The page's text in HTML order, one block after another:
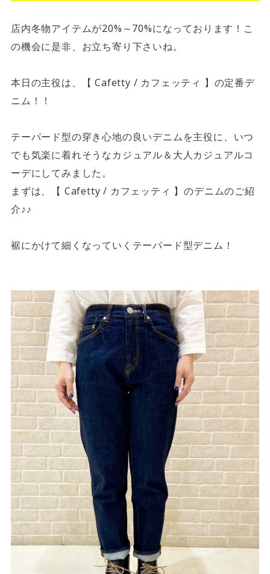
店内冬物アイテムが20%～70%になっております！こ
の機会に是非、お立ち寄り下さいね。
本日の主役は、【 Cafetty / カフェッティ 】の定番デ
ニム！！
テーパード型の穿き心地の良いデニムを主役に、いつ
でも気楽に着れそうなカジュアル＆大人カジュアルコ
ーデにしてみました。
まずは、【 Cafetty / カフェッティ 】のデニムのご紹
介♪♪
裾にかけて細くなっていくテーパード型デニム！